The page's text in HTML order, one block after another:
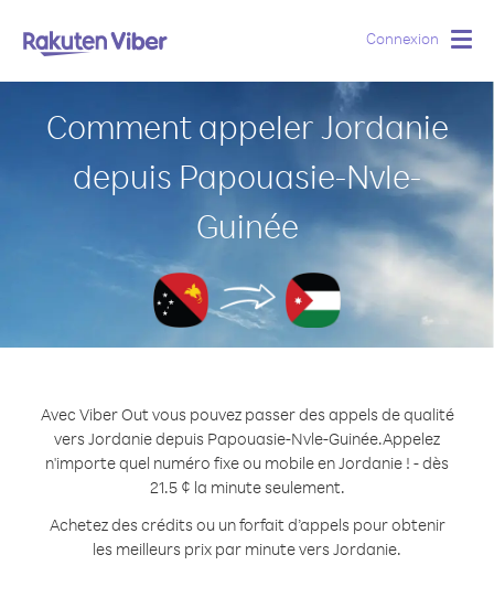
Connexion
Comment appeler Jordanie
depuis Papouasie-Nvle-
Guinée
Avec Viber Out vous pouvez passer des appels de qualité
vers Jordanie depuis Papouasie-Nvle-Guinée.Appelez
n'importe quel numéro fixe ou mobile en Jordanie ! - dès
21.5 ¢ la minute seulement.
Achetez des crédits ou un forfait d’appels pour obtenir
les meilleurs prix par minute vers Jordanie.